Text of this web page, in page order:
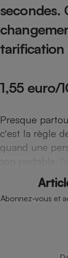
secondes.
tarification
1,55 euro/
Presque
c'est la règle
quand une
son portable,
Abonnez-vous et